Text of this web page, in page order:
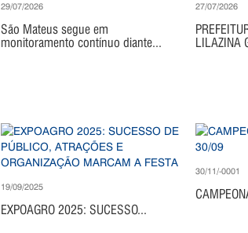
29/07/2026
São Mateus segue em
monitoramento contínuo diante...
27/07/2026
LILAZINA
19/09/2025
EXPOAGRO 2025: SUCESSO...
30/11/-0001